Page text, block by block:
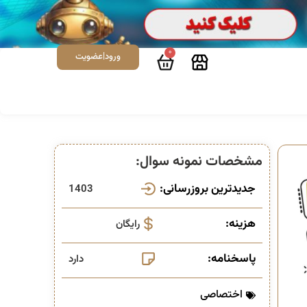
0 ورود|عضویت
مشخصات نمونه سوال:
جدیدترین بروزرسانی: 1403
هزینه: رایگان
پاسخنامه: دارد
اختصاصی